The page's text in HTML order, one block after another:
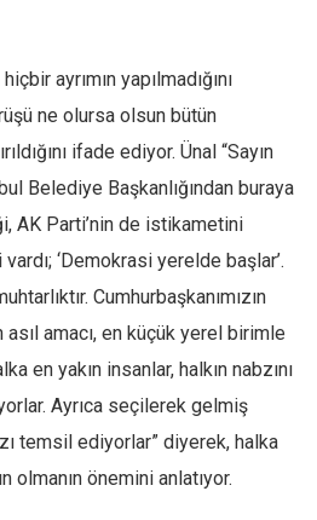
ayrımın yapılmadığını
ne olursa olsun bütün
ifade ediyor. Ünal “Sayın
Belediye Başkanlığından buraya
AK Parti’nin de istikametini
‘Demokrasi yerelde başlar’.
Cumhurbaşkanımızın
amacı, en küçük yerel birimle
en yakın insanlar, halkın nabzını
Ayrıca seçilerek gelmiş
temsil ediyorlar” diyerek, halka
olmanın önemini anlatıyor.